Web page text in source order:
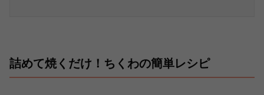
詰めて焼くだけ！ちくわの簡単レシピ